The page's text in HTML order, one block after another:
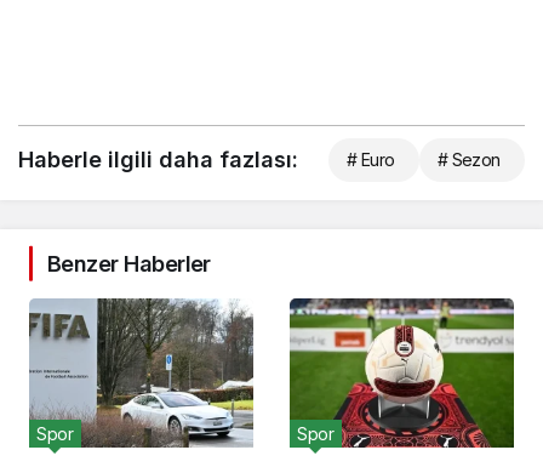
Haberle ilgili daha fazlası: # Euro # Sezon
Benzer Haberler
Spor Spor